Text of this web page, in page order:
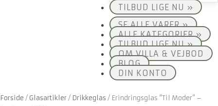
TILBUD LIGE NU »
SE ALLE VARER »
ALLE KATEGORIER »
TILBUD LIGE NU »
OM VILLA & VEJBOD
BLOG
DIN KONTO
Forside / Glasartikler/ Drikkeglas / Erindringsglas “Til Moder” –